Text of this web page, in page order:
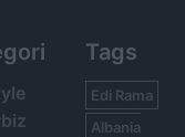
Tags
Edi Rama
Albania